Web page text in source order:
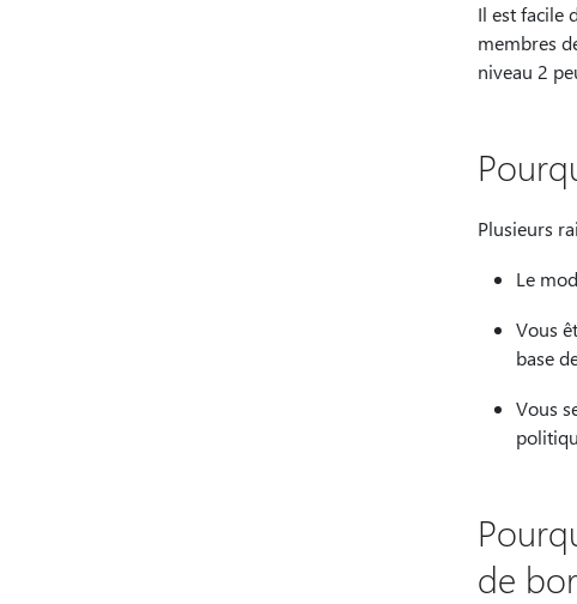
Il est facile
membres
niveau 2
Plusieurs
Le
Vous
base
Vous
de